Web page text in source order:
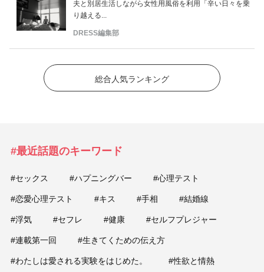
夫と別居生活しながら女性用風俗を利用「辛い日々を乗
り越える...
DRESS編集部
総合人気ランキング
#最近話題のキーワード
#セックス #ハプニングバー #心理テスト
#恋愛心理テスト #キス #手相 #結婚線
#浮気 #セフレ #健康 #セルフプレジャー
#連載第一回 #生きてくための伝え方
#わたしは愛される実験をはじめた。 #性欲と情熱